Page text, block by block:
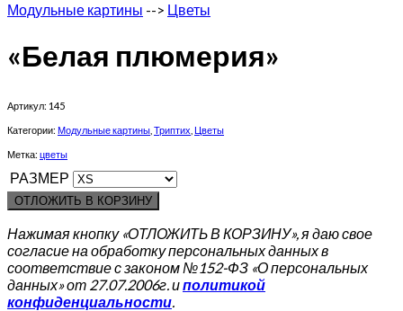
Модульные картины --> Цветы
«Белая плюмерия»
Артикул: 145
Категории: Модульные картины Триптих Цветы
Метка: цветы
РАЗМЕР
ОТЛОЖИТЬ В КОРЗИНУ
Нажимая кнопку «ОТЛОЖИТЬ В КОРЗИНУ», я даю свое
согласие на обработку персональных данных в
соответствие с законом №152-ФЗ «О персональных
данных» от 27.07.2006г. иполитикой
конфиденциальности.